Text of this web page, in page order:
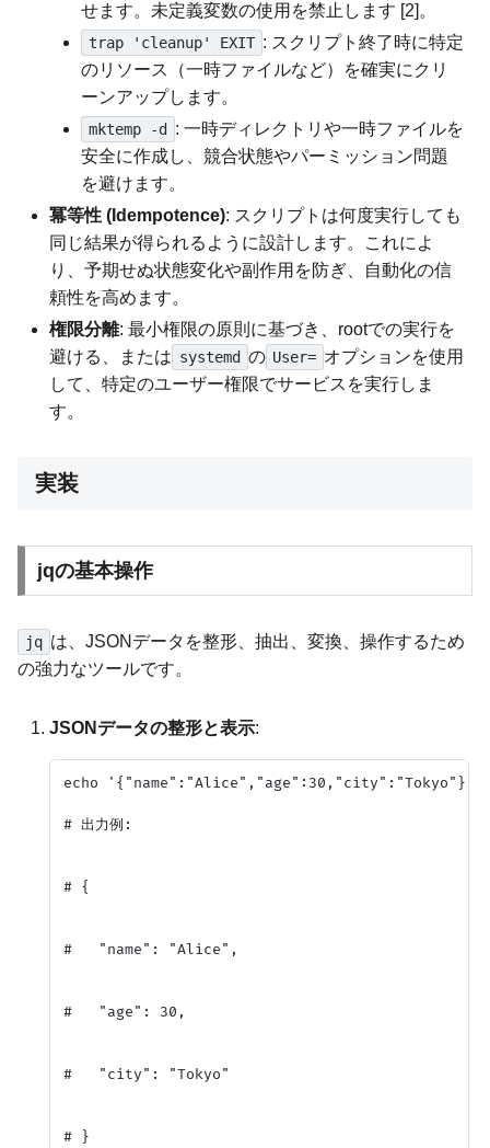
せます。未定義変数の使用を禁止します [2]。
trap 'cleanup' EXIT : スクリプト終了時に特定
のリソース（一時ファイルなど）を確実にクリ
ーンアップします。
mktemp -d
: 一時ディレクトリや一時ファイルを
安全に作成し、競合状態やパーミッション問題
を避けます。
冪等性 (Idempotence): スクリプトは何度実行しても
同じ結果が得られるように設計します。これによ
り、予期せぬ状態変化や副作用を防ぎ、自動化の信
頼性を高めます。
権限分離: 最小権限の原則に基づき、rootでの実行を
避ける、または systemd の User= オプションを使用
して、特定のユーザー権限でサービスを実行しま
す。
実装
jqの基本操作
jq は、JSONデータを整形、抽出、変換、操作するため
の強力なツールです。
JSONデータの整形と表示:
echo
# 出力例:
# {
#   "name": "Alice",
#   "age": 30,
#   "city": "Tokyo"